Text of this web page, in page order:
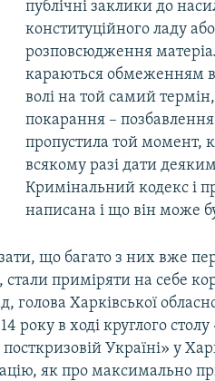
публічні заклики до
конституційного ладу
розповсюдження
караються обмеженням
волі на той самий
покарання – позбавлення
пропустила той момент,
всякому разі дати
Кримінальний кодекс і
написана і що він може
що багато з них вже
приміряти на себе
голова Харківської
року в ході круглого
Україні» у
як про максимально